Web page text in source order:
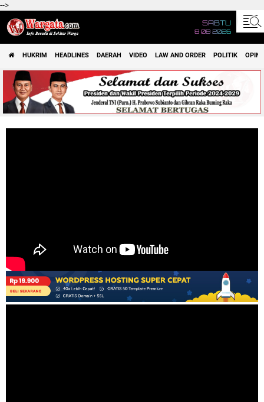
-->
SABTU
8 08 2026
HUKRIM HEADLINES DAERAH VIDEO LAW AND ORDER POLITIK OPINI